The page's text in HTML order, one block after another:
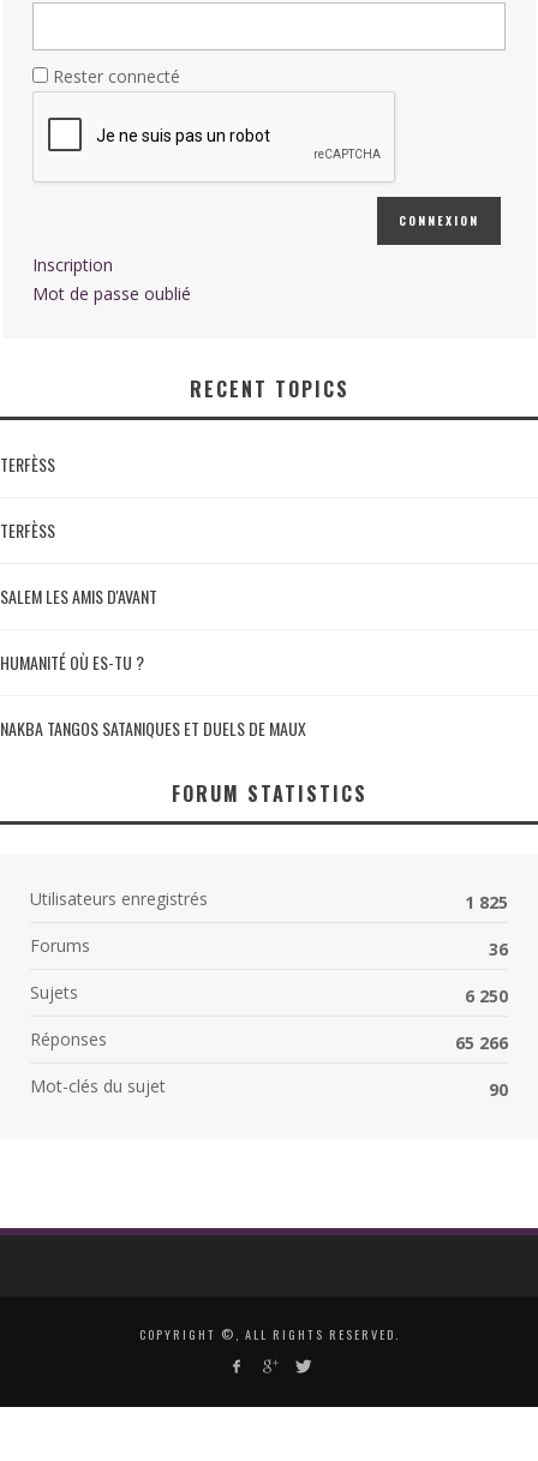
Rester connecté
CONNEXION
Inscription
Mot de passe oublié
RECENT TOPICS
TERFÈSS
TERFÈSS
SALEM LES AMIS D'AVANT
HUMANITÉ OÙ ES-TU ?
NAKBA TANGOS SATANIQUES ET DUELS DE MAUX
FORUM STATISTICS
Utilisateurs enregistrés
1 825
Forums
36
Sujets
6 250
Réponses
65 266
Mot-clés du sujet
90
COPYRIGHT ©, ALL RIGHTS RESERVED.